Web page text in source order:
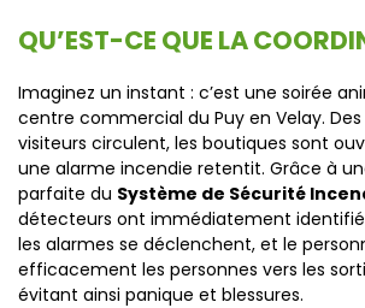
QU’EST-CE QUE LA
Imaginez un instant : c’est une soirée
centre commercial du Puy en Velay.
visiteurs circulent, les boutiques sont
une alarme incendie retentit. Grâce à
parfaite du Système de Sécurité
détecteurs ont immédiatement
les alarmes se déclenchent, et le
efficacement les personnes vers les
évitant ainsi panique et blessures.